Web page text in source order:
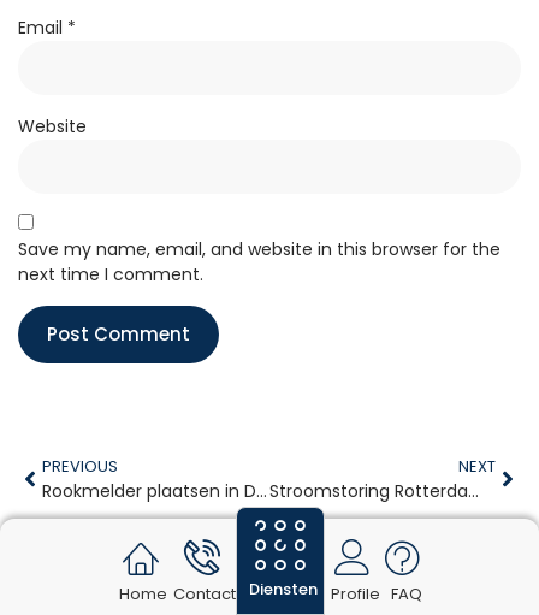
Email *
Website
Save my name, email, and website in this browser for the
next time I comment.
PREVIOUS
Rookmelder plaatsen in Den Haag
NEXT
Stroomstoring Rotterdam: Wanneer hulp inschakelen?
Home Contact Diensten Profile FAQ